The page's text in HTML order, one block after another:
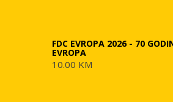
FDC EVROPA 2026 - 70
EVROPA
10.00 KM